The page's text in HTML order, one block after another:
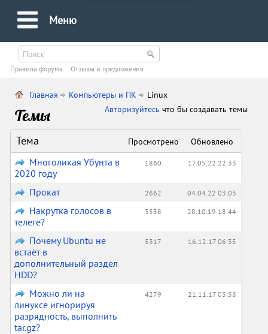
Меню
Правила форума Oтзывы и предложения
Главная Компьютеры и ПК
Linux
Авторизуйтесь что бы создавать темы
Темы
Тема Просмотрено Обновлено
Многоликая Убунта в
2020 году
1860 17.05.22 22:33
Прокат 2662 04.04.22 03:03
Накрутка голосов в
телеге?
3538 28.10.19 18:44
Почему Ubuntu не
встаёт в
дополнительный раздел
HDD?
5317 16.12.17 06:35
Можно ли на
линуксе игнорируя
разрядность, выполнить
tar.gz?
4279 21.11.17 03:38